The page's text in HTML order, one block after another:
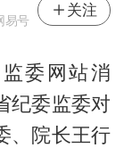
易号
关注
委网站消
纪委监委对
、院长王行